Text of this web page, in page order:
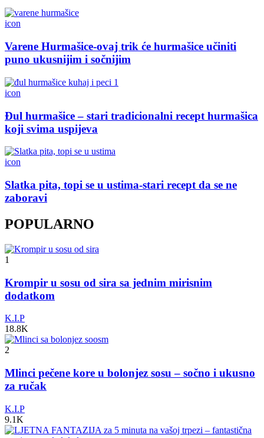
icon
Varene Hurmašice-ovaj trik će hurmašice učiniti
puno ukusnijim i sočnijim
icon
Đul hurmašice – stari tradicionalni recept hurmašica
koji svima uspijeva
icon
Slatka pita, topi se u ustima-stari recept da se ne
zaboravi
POPULARNO
1
Krompir u sosu od sira sa jednim mirisnim
dodatkom
K.I.P
18.8K
2
Mlinci pečene kore u bolonjez sosu – sočno i ukusno
za ručak
K.I.P
9.1K